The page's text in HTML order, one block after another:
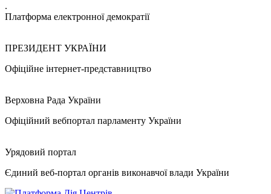
.
Платформа електронної демократії
ПРЕЗИДЕНТ УКРАЇНИ
Офіційне інтернет-представництво
Верховна Рада України
Офіційний вебпортал парламенту України
Урядовий портал
Єдиний веб-портал органів виконавчої влади України